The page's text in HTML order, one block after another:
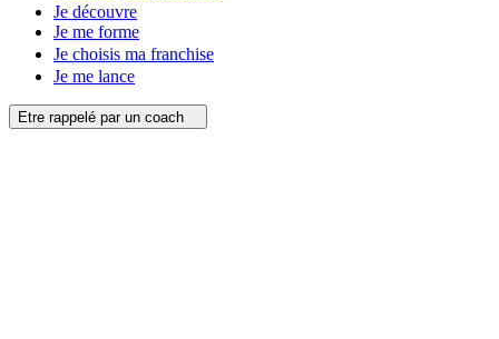
Je découvre
Je me forme
Je choisis ma franchise
Je me lance
Etre rappelé par un coach